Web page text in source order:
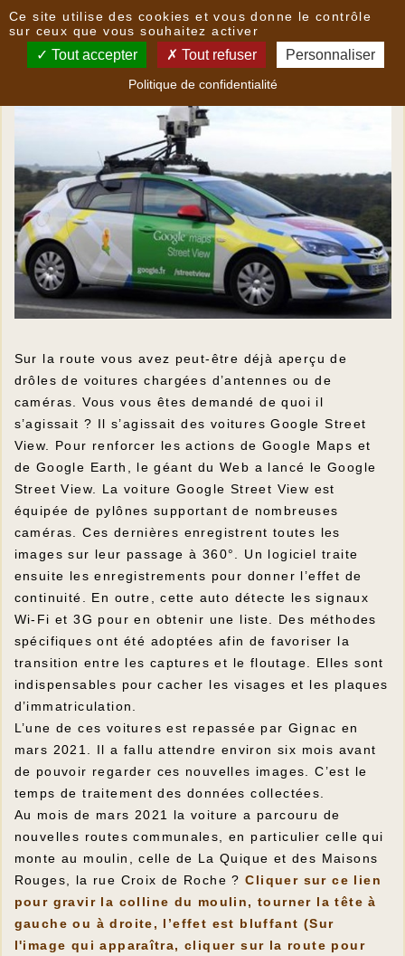
La commune parcourue par Google Street View
Sur la route vous avez peut-être déjà aperçu de
drôles de voitures chargées d’antennes ou de
caméras. Vous vous êtes demandé de quoi il
s’agissait ? Il s’agissait des voitures Google Street
View. Pour renforcer les actions de Google Maps et
de Google Earth, le géant du Web a lancé le Google
Street View. La voiture Google Street View est
équipée de pylônes supportant de nombreuses
caméras. Ces dernières enregistrent toutes les
images sur leur passage à 360°. Un logiciel traite
ensuite les enregistrements pour donner l’effet de
continuité. En outre, cette auto détecte les signaux
Wi-Fi et 3G pour en obtenir une liste. Des méthodes
spécifiques ont été adoptées afin de favoriser la
transition entre les captures et le floutage. Elles sont
indispensables pour cacher les visages et les plaques
d’immatriculation.
L’une de ces voitures est repassée par Gignac en
mars 2021. Il a fallu attendre environ six mois avant
de pouvoir regarder ces nouvelles images. C’est le
temps de traitement des données collectées.
Au mois de mars 2021 la voiture a parcouru de
nouvelles routes communales, en particulier celle qui
monte au moulin, celle de La Quique et des Maisons
Rouges, la rue Croix de Roche ? Cliquer sur ce lien
pour gravir la colline du moulin, tourner la tête à
gauche ou à droite, l’effet est bluffant (Sur
l'image qui apparaîtra, cliquer sur la route pour
Ce site utilise des cookies et vous donne le contrôle
sur ceux que vous souhaitez activer
Tout accepter Tout refuser Personnaliser
Politique de confidentialité